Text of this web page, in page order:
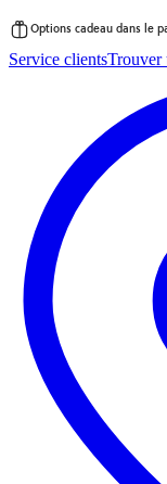
au
Options cadeau dans le
Service clientsTrouver